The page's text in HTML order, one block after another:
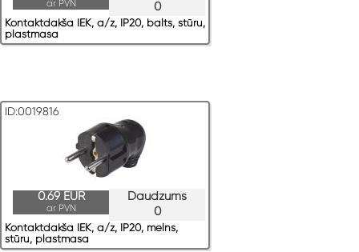
0
ar PVN
Kontaktdakša IEK, a/z, IP20, balts, stūru,
plastmasa
ID:0019816
Daudzums
0
0.69 EUR
ar PVN
Kontaktdakša IEK, a/z, IP20, melns,
stūru, plastmasa